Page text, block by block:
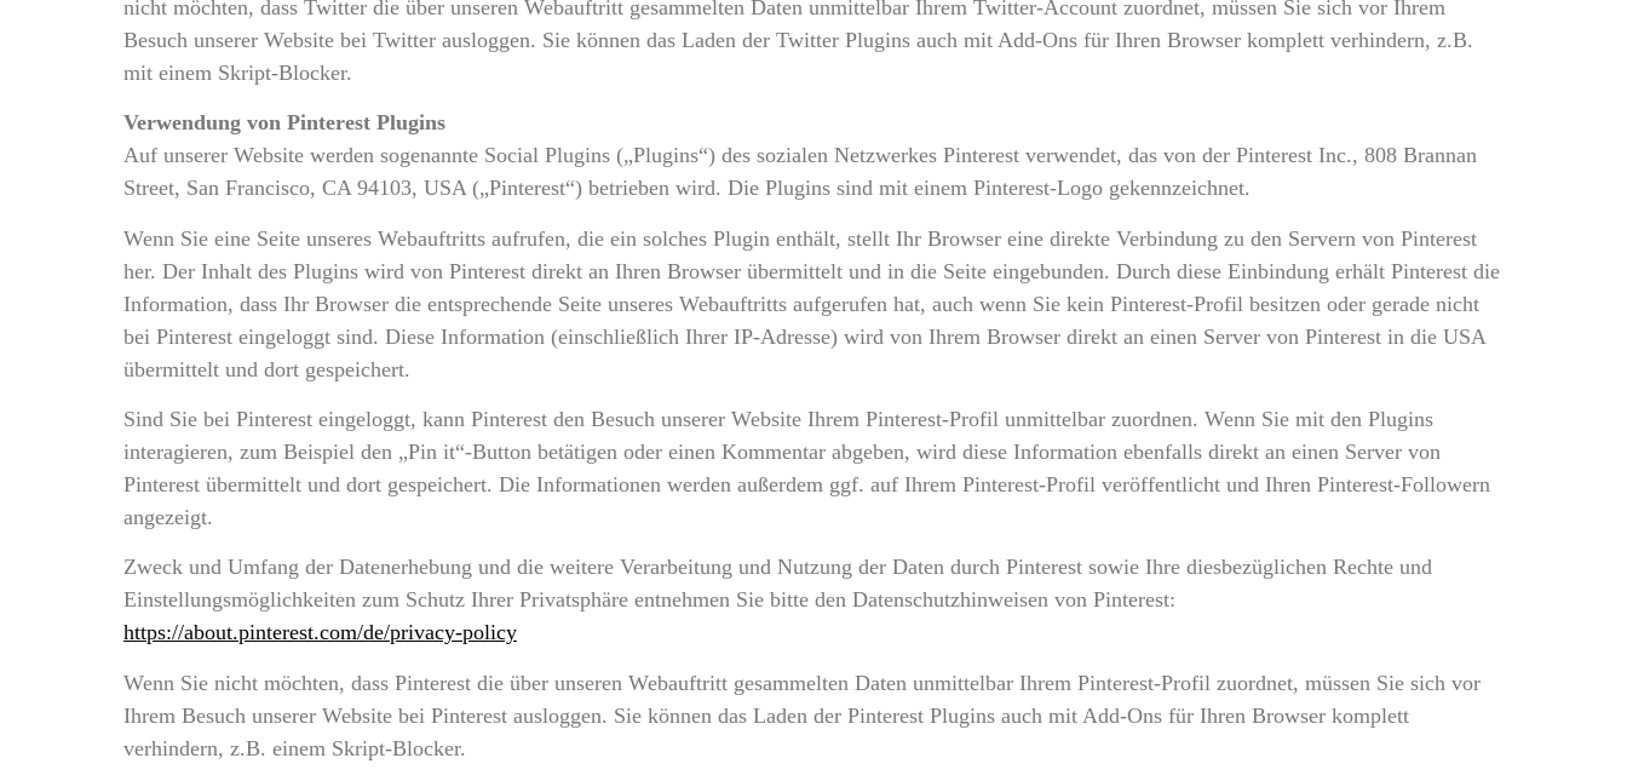
nicht möchten, dass Twitter die über unseren Webauftritt gesammelten Daten unmittelbar Ihrem Twitter-Account zuordnet, müssen Sie sich vor Ihrem
Besuch unserer Website bei Twitter ausloggen. Sie können das Laden der Twitter Plugins auch mit Add-Ons für Ihren Browser komplett verhindern, z.B.
mit einem Skript-Blocker.
Verwendung von Pinterest Plugins
Auf unserer Website werden sogenannte Social Plugins („Plugins“) des sozialen Netzwerkes Pinterest verwendet, das von der Pinterest Inc., 808 Brannan
Street, San Francisco, CA 94103, USA („Pinterest“) betrieben wird. Die Plugins sind mit einem Pinterest-Logo gekennzeichnet.
Wenn Sie eine Seite unseres Webauftritts aufrufen, die ein solches Plugin enthält, stellt Ihr Browser eine direkte Verbindung zu den Servern von Pinterest
her. Der Inhalt des Plugins wird von Pinterest direkt an Ihren Browser übermittelt und in die Seite eingebunden. Durch diese Einbindung erhält Pinterest die
Information, dass Ihr Browser die entsprechende Seite unseres Webauftritts aufgerufen hat, auch wenn Sie kein Pinterest-Profil besitzen oder gerade nicht
bei Pinterest eingeloggt sind. Diese Information (einschließlich Ihrer IP-Adresse) wird von Ihrem Browser direkt an einen Server von Pinterest in die USA
übermittelt und dort gespeichert.
Sind Sie bei Pinterest eingeloggt, kann Pinterest den Besuch unserer Website Ihrem Pinterest-Profil unmittelbar zuordnen. Wenn Sie mit den Plugins
interagieren, zum Beispiel den „Pin it“-Button betätigen oder einen Kommentar abgeben, wird diese Information ebenfalls direkt an einen Server von
Pinterest übermittelt und dort gespeichert. Die Informationen werden außerdem ggf. auf Ihrem Pinterest-Profil veröffentlicht und Ihren Pinterest-Followern
angezeigt.
Zweck und Umfang der Datenerhebung und die weitere Verarbeitung und Nutzung der Daten durch Pinterest sowie Ihre diesbezüglichen Rechte und
Einstellungsmöglichkeiten zum Schutz Ihrer Privatsphäre entnehmen Sie bitte den Datenschutzhinweisen von Pinterest:
https://about.pinterest.com/de/privacy-policy
Wenn Sie nicht möchten, dass Pinterest die über unseren Webauftritt gesammelten Daten unmittelbar Ihrem Pinterest-Profil zuordnet, müssen Sie sich vor
Ihrem Besuch unserer Website bei Pinterest ausloggen. Sie können das Laden der Pinterest Plugins auch mit Add-Ons für Ihren Browser komplett
verhindern, z.B. einem Skript-Blocker.